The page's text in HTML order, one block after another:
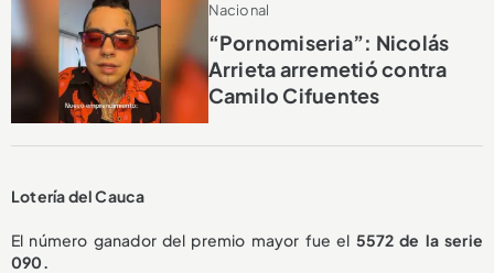
Nacional
“Pornomiseria”: Nicolás
Arrieta arremetió contra
Camilo Cifuentes
Lotería del Cauca
El número ganador del premio mayor fue el 5572 de la serie
090.